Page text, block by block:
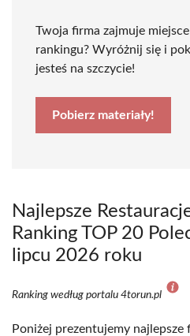
Twoja firma zajmuje
rankingu? Wyróżnij się i
jesteś na szczycie!
Pobierz materiały!
Najlepsze
Ranking TOP 20
lipcu 2026 roku
Ranking według portalu 4torun.pl
Poniżej prezentujemy